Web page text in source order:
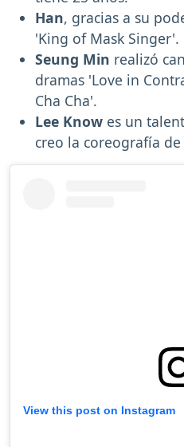
Han, gracias a su
'King of Mask Singer'.
Seung Min realizó
dramas 'Love in
Cha Cha'.
Lee Know es un
creo la coreografía
View this post on Instagram